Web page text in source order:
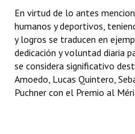
En virtud de lo antes
humanos y deportivos,
y logros se traducen en
dedicación y voluntad diaria
se considera significativo
Amoedo, Lucas Quintero,
Puchner con el Premio al